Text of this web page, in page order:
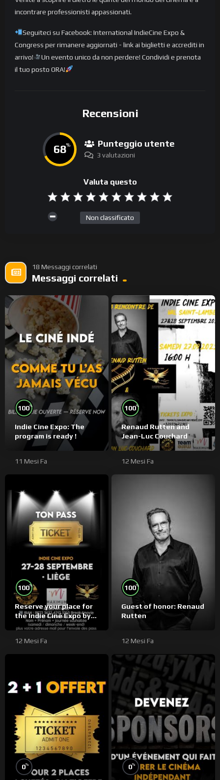
incontrare professionisti appassionati.
Seguiteci su Facebook: International IndieCine Expo &
Congress per rimanere aggiornati - link ai biglietti e accrediti in
arrivo!
Un evento unico da non perdere! Condividi e prenota
il tuo posto ORA!
Recensioni
68% Punteggio utente
3 valutazioni
Valuta questo
Non classificato
18 Messaggi correlati
Messaggi correlati
100%
Indie Cine Expo: The
program is ready !
11 Mesi Fa
100%
Renaud Rutten and
Jean-Luc Couchard
12 Mesi Fa
100%
Reserve your place for
the Indie Ciné Expo by
bank transfer
12 Mesi Fa
100%
Guest of honor: Renaud
Rutten
12 Mesi Fa
0% 0%